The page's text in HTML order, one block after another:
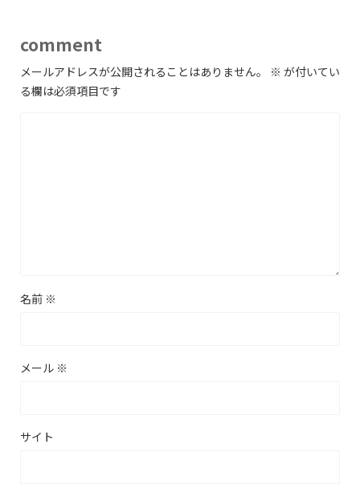
comment
メールアドレスが公開されることはありません。 ※ が付いてい
る欄は必須項目です
名前 ※
メール ※
サイト